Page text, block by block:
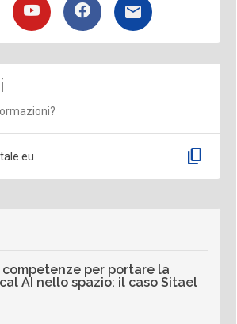
content_copy
competenze per portare la
AI nello spazio: il caso Sitael